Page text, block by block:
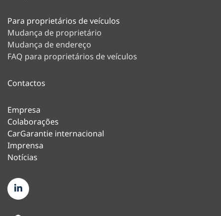
Para proprietários de veículos
Mudança de proprietário
Mudança de endereço
FAQ para proprietários de veículos
Contactos
Empresa
Colaborações
CarGarantie internacional
Imprensa
Notícias